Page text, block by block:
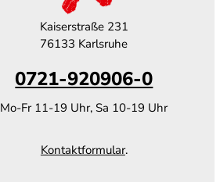
Kaiserstraße 231
76133 Karlsruhe
0721-920906-0
Mo-Fr 11-19 Uhr, Sa 10-19 Uhr
Kontaktformular.